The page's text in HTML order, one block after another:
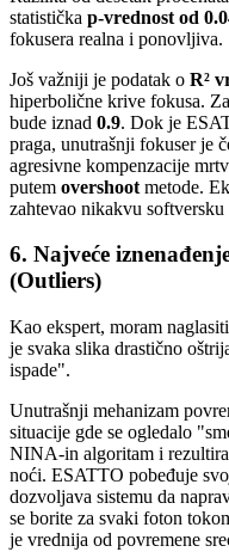
statistička p-vrednost od
fokusera realna i ponovljiva.
Još važniji je podatak o R²
hiperbolične krive fokusa.
bude iznad 0.9. Dok je
praga, unutrašnji fokuser je
agresivne kompenzacije
putem overshoot metode.
zahtevao nikakvu
6. Najveće
(Outliers)
Kao ekspert, moram
je svaka slika drastično
ispade".
Unutrašnji mehanizam
situacije gde se ogledalo
NINA-in algoritam i
noći. ESATTO pobeđuje
dozvoljava sistemu da
se borite za svaki foton
je vrednija od povremene